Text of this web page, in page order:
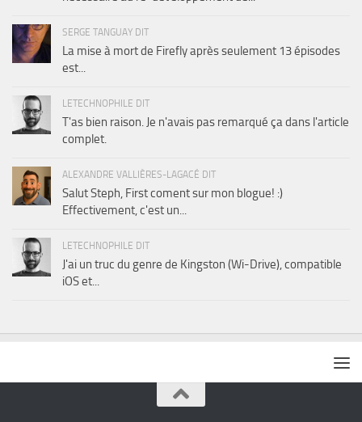
SERGE TANGUAY DIT
La mise à mort de Firefly après seulement 13 épisodes
est...
LETECHNOPHILE DIT
T'as bien raison. Je n'avais pas remarqué ça dans l'article
complet.
ALEXANDRE VALLIÈRES-LAGACÉ DIT
Salut Steph, First coment sur mon blogue! :)
Effectivement, c'est un...
LETECHNOPHILE DIT
J'ai un truc du genre de Kingston (Wi-Drive), compatible
iOS et...